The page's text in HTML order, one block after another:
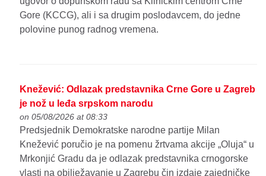
Gore (KCCG), ali i sa drugim poslodavcem, do jedne
polovine punog radnog vremena.
Knežević: Odlazak predstavnika Crne Gore u Zagreb
je nož u leđa srpskom narodu
on 05/08/2026 at 08:33
Predsjednik Demokratske narodne partije Milan
Knežević poručio je na pomenu žrtvama akcije „Oluja“ u
Mrkonjić Gradu da je odlazak predstavnika crnogorske
vlasti na obilježavanje u Zagrebu čin izdaje zajedničke